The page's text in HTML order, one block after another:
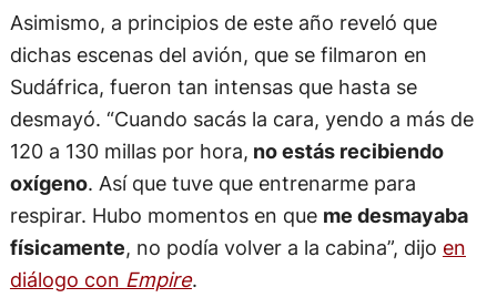
Asimismo, a principios de este año reveló que
dichas escenas del avión, que se filmaron en
Sudáfrica, fueron tan intensas que hasta se
desmayó. “Cuando sacás la cara, yendo a más de
120 a 130 millas por hora, no estás recibiendo
oxígeno. Así que tuve que entrenarme para
respirar. Hubo momentos en que me desmayaba
físicamente, no podía volver a la cabina”, dijo en
diálogo con Empire.